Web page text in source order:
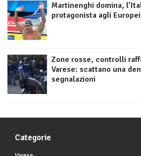
Martinenghi domina,
protagonista agli
Zone rosse, controlli
Varese: scattano una
segnalazioni
Categorie